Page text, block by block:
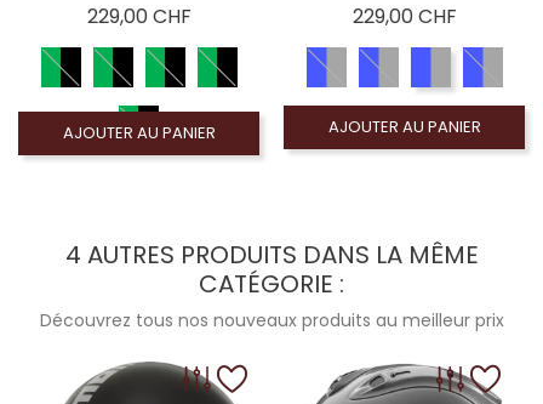
229,00 CHFPrix
AJOUTER AU PANIER
229,00 CHFPrix
AJOUTER AU PANIER
4 AUTRES PRODUITS DANS LA MÊME
CATÉGORIE :
Découvrez tous nos nouveaux produits au meilleur prix